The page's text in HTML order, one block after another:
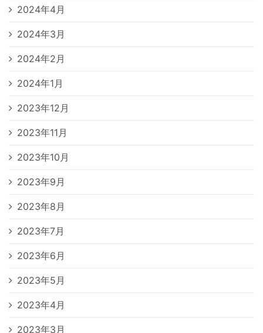
2024年4月
2024年3月
2024年2月
2024年1月
2023年12月
2023年11月
2023年10月
2023年9月
2023年8月
2023年7月
2023年6月
2023年5月
2023年4月
2023年3月